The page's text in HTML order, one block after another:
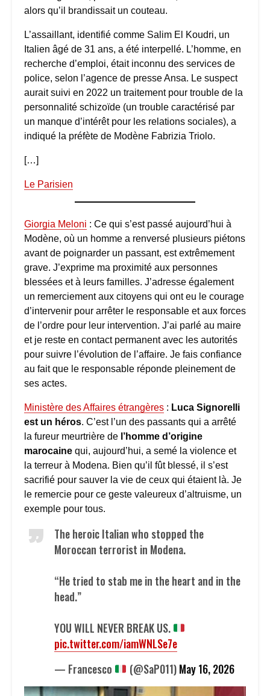
alors qu’il brandissait un couteau.
L’assaillant, identifié comme Salim El Koudri, un
Italien âgé de 31 ans, a été interpellé. L’homme, en
recherche d’emploi, était inconnu des services de
police, selon l’agence de presse Ansa. Le suspect
aurait suivi en 2022 un traitement pour trouble de la
personnalité schizoïde (un trouble caractérisé par
un manque d’intérêt pour les relations sociales), a
indiqué la préfète de Modène Fabrizia Triolo.
[…]
Le Parisien
Giorgia Meloni : Ce qui s’est passé aujourd’hui à
Modène, où un homme a renversé plusieurs piétons
avant de poignarder un passant, est extrêmement
grave. J’exprime ma proximité aux personnes
blessées et à leurs familles. J’adresse également
un remerciement aux citoyens qui ont eu le courage
d’intervenir pour arrêter le responsable et aux forces
de l’ordre pour leur intervention. J’ai parlé au maire
et je reste en contact permanent avec les autorités
pour suivre l’évolution de l’affaire. Je fais confiance
au fait que le responsable réponde pleinement de
ses actes.
Ministère des Affaires étrangères : Luca Signorelli
est un héros. C’est l’un des passants qui a arrêté
la fureur meurtrière de l’homme d’origine
marocaine qui, aujourd’hui, a semé la violence et
la terreur à Modena. Bien qu’il fût blessé, il s’est
sacrifié pour sauver la vie de ceux qui étaient là. Je
le remercie pour ce geste valeureux d’altruisme, un
exemple pour tous.
The heroic Italian who stopped the
Moroccan terrorist in Modena.
“He tried to stab me in the heart and in the
head.”
YOU WILL NEVER BREAK US.
pic.twitter.com/iamWNLSe7e
— Francesco
(@SaP011)May 16, 2026